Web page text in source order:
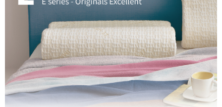
台灣樂天信用卡公司
大哥付你分期
【大哥付你分期使用說明】
1.本服務由台灣大哥大提供，台灣大哥大用戶可立即使用無須另外申請。
2.付款方式選擇「大哥付你分期」，訂單成立後會自動跳轉到大哥付的交易
流程，驗證手機門號後，選擇欲分期的期數、繳款截止日，確認付款後即完
成交易。
3.實際核准額度、可分期數及費用金額請依後續交易確認頁面所載為準。
4.訂單成立30分鐘內，如未前往確認交易或遇審核未通過，訂單將自動取
消。如遇「轉專審核」未通過狀況，表示未達大哥付你分期系統評分，恕無
AFTEE先享後付
相關說明
【關於「AFTEE先享後付」】
AFTEE先享後付是「在收到商品之後才付款」的支付方式。 讓您購物簡單
便利好安心！
１．簡單：不需註冊會員、不需綁卡、不需儲值。
２．便利：只要手機號碼，簡訊認證，即可結帳。
ATM付款
運送方式